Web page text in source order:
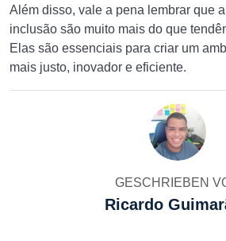
Além disso, vale a pena lembrar que
inclusão são muito mais do que
Elas são essenciais para criar um
mais justo, inovador e eficiente.
GESCHRIEBEN
Ricardo